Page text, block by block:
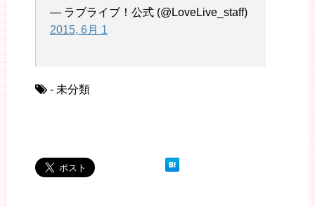
— ラブライブ！公式 (@LoveLive_staff)
2015, 6月 1
- 未分類